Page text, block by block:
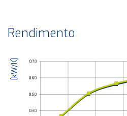
Rendimento
[kW/K]